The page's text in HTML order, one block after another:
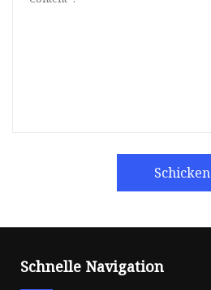
Schicken
Schnelle Navigation